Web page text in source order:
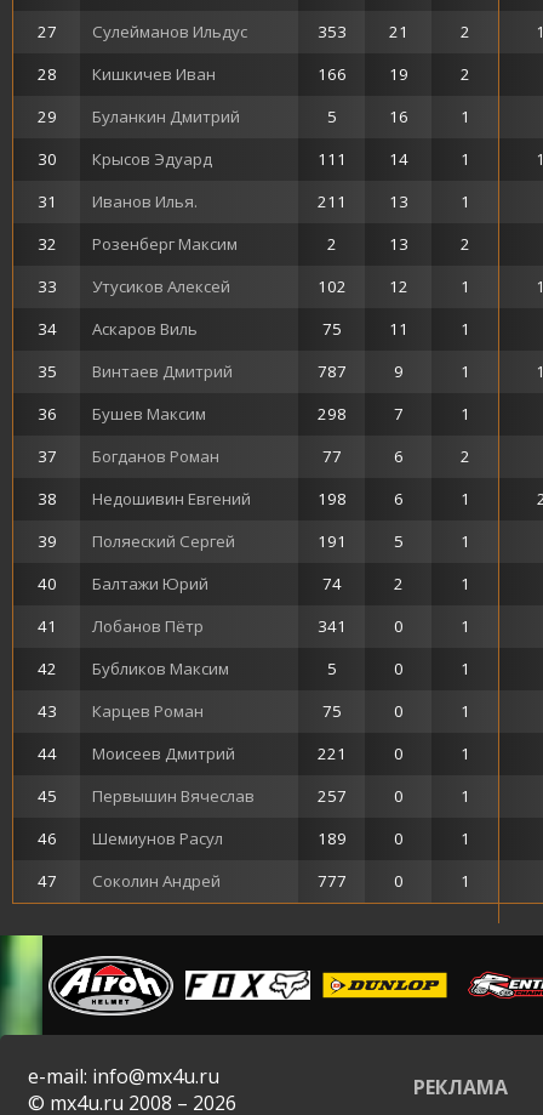
27
Сулейманов Ильдус 353 21
2
28
Кишкичев Иван 166 19
2
29
Буланкин Дмитрий 5 16
1
30
Крысов Эдуард 111 14
1
31
Иванов Илья. 211 13
1
32
Розенберг Максим 2 13
2
33
Утусиков Алексей 102 12
1
34
Аскаров Виль 75 11
1
35
Винтаев Дмитрий 787 9
1
36
Бушев Максим 298 7
1
37
Богданов Роман 77 6
2
38
Недошивин Евгений 198 6
1
39
Поляеский Сергей 191 5
1
40
Балтажи Юрий 74 2
1
41
Лобанов Пётр 341 0
1
42
Бубликов Максим 5 0
1
43
Карцев Роман 75 0
1
44
Моисеев Дмитрий 221 0
1
45
Первышин Вячеслав 257 0
1
46
Шемиунов Расул 189 0
1
47
Соколин Андрей 777 0 1
e-mail: info@mx4u.ru
© mx4u.ru 2008 – 2026
РЕКЛАМА